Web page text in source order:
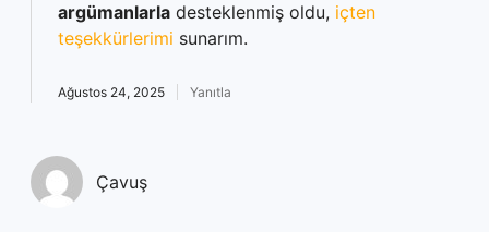
argümanlarla desteklenmiş oldu, içten
teşekkürlerimi sunarım.
Ağustos 24, 2025 Yanıtla
Çavuş